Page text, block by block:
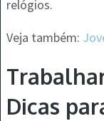
relógios.
Veja também:
Dicas